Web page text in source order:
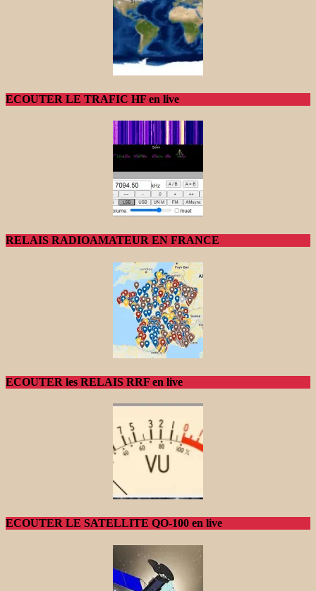
ECOUTER LE TRAFIC HF en live
RELAIS RADIOAMATEUR EN FRANCE
ECOUTER les RELAIS RRF en live
ECOUTER LE SATELLITE QO-100 en live